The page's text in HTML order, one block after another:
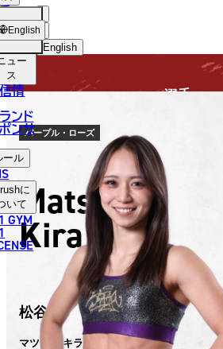
English
中文（简体）
中文（繁體）
ไทย
العربية
ョッ
プ
ュー
ス
情
ンド
ンサ
ール
に
いて
GYM
English
選手
パープル・ローズ
Matsutani
Kira
松谷 綺
マツタニ キラ